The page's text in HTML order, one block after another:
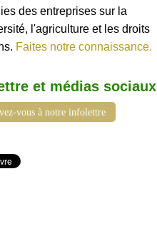
des entreprises sur la
l'agriculture et les droits
Faites notre connaissance.
et médias sociaux
vous à notre infolettre